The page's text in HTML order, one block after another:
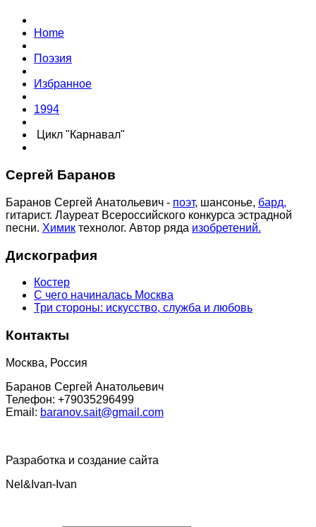
Home
Поэзия
Избранное
1994
Цикл "Карнавал"
Сергей Баранов
Баранов Сергей Анатольевич - поэт, шансонье, бард,
гитарист. Лауреат Всероссийского конкурса эстрадной
песни. Химик технолог. Автор ряда изобретений.
Дискография
Костер
С чего начиналась Москва
Три стороны: искусство, служба и любовь
Контакты
Москва, Россия
Баранов Сергей Анатольевич
Телефон: +79035296499
Email: baranov.sait@gmail.com
Разработка и создание сайта
Nel&Ivan-Ivan